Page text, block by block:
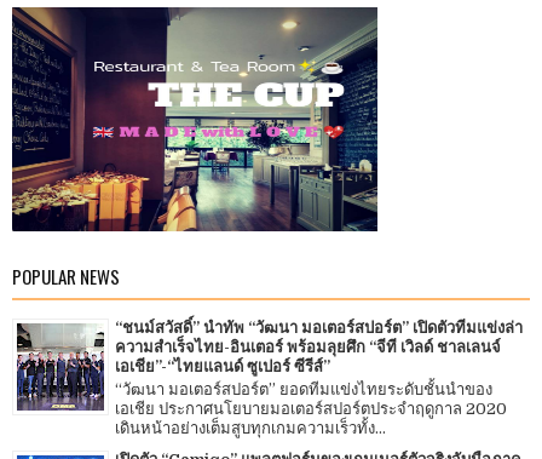
POPULAR NEWS
“ชนม์สวัสดิ์” นำทัพ “วัฒนา มอเตอร์สปอร์ต” เปิดตัวทีมแข่งล่า
ความสำเร็จไทย-อินเตอร์ พร้อมลุยศึก “จีที เวิลด์ ชาลเลนจ์
เอเชีย”-“ไทยแลนด์ ซูเปอร์ ซีรีส์”
“วัฒนา มอเตอร์สปอร์ต” ยอดทีมแข่งไทยระดับชั้นนำของ
เอเชีย ประกาศนโยบายมอเตอร์สปอร์ตประจำฤดูกาล 2020
เดินหน้าอย่างเต็มสูบทุกเกมความเร็วทั้ง...